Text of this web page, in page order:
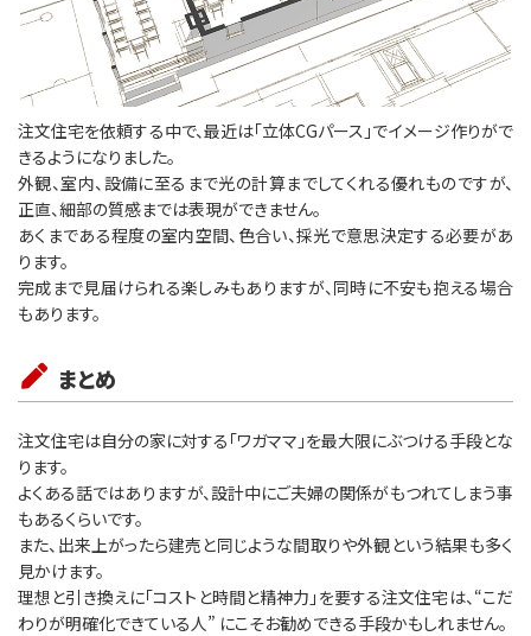
注文住宅を依頼する中で、最近は「立体CGパース」でイメージ作りがで
きるようになりました。
外観、室内、設備に至るまで光の計算までしてくれる優れものですが、
正直、細部の質感までは表現ができません。
あくまである程度の室内空間、色合い、採光で意思決定する必要があ
ります。
完成まで見届けられる楽しみもありますが、同時に不安も抱える場合
もあります。
まとめ
注文住宅は自分の家に対する「ワガママ」を最大限にぶつける手段とな
ります。
よくある話ではありますが、設計中にご夫婦の関係がもつれてしまう事
もあるくらいです。
また、出来上がったら建売と同じような間取りや外観という結果も多く
見かけます。
理想と引き換えに「コストと時間と精神力」を要する注文住宅は、“こだ
わりが明確化できている人” にこそお勧めできる手段かもしれません。